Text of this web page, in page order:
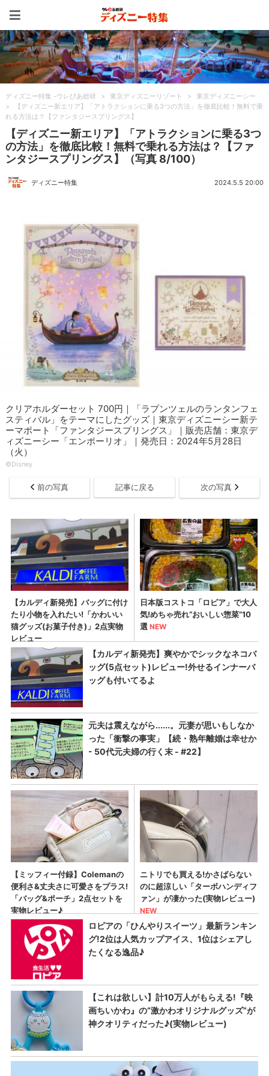
ディズニー特集 -ウレぴあ総研 > 東京ディズニーリゾート >
東京ディズニーシー
>
【ディズニー新エリア】「アトラクションに乗る3つの方法」を徹底比較！無料で乗
れる方法は？【ファンタジースプリングス】
【ディズニー新エリア】「アトラクションに乗る3つ
の方法」を徹底比較！無料で乗れる方法は？【ファ
ンタジースプリングス】（写真 8/100）
ディズニー特集 2024.5.5 20:00
クリアホルダーセット 700円｜「ラプンツェルのランタンフェ
スティバル」をテーマにしたグッズ｜東京ディズニーシー新テ
ーマポート「ファンタジースプリングス」｜販売店舗：東京デ
ィズニーシー「エンポーリオ」｜発売日：2024年5月28日
（火）
©Disney
前の写真 記事に戻る 次の写真